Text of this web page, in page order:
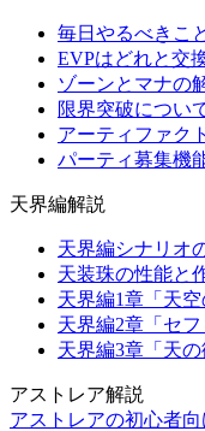
毎日やるべきこ
EVPはどれと交
ゾーンとマナの
限界突破につい
アーティファク
パーティ募集機
天界編解説
天界編シナリオ
天装珠の性能と
天界編1章「天空
天界編2章「セフ
天界編3章「天の
アストレア解説
アストレアの初心者向